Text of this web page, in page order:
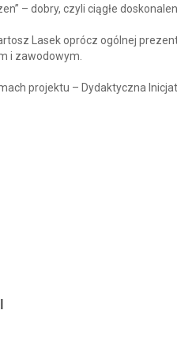
– dobry, czyli ciągłe
Lasek oprócz ogólnej
i zawodowym.
projektu – Dydaktyczna